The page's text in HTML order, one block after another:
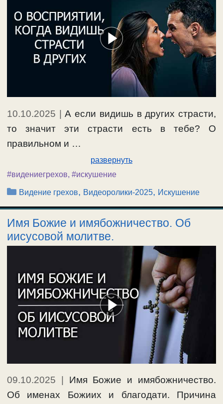
10.10.2025 |А если видишь в других страсти,
то значит эти страсти есть в тебе? О
правильном и …
развернуть
#видениегрехов, #искушение
Рубрики
Видение грехов, Видеоролики-2025, Искушение
Имя Божие и имябожничество. Об
иисусовой молитве.
09.10.2025
Имя Божие и имябожничество.
Об именах Божиих и благодати. Причина